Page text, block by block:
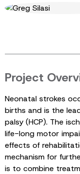
Project
Neonatal strokes
births and is the
palsy (HCP). The
life-long motor
effects of
mechanism for
is to combine